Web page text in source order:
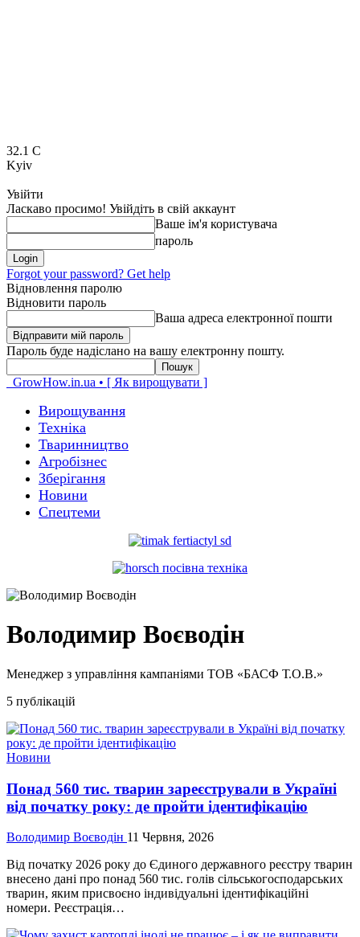
32.1 C
Kyiv
Увійти
Ласкаво просимо! Увійдіть в свій аккаунт
Ваше ім'я користувача
пароль
Forgot your password? Get help
Відновлення паролю
Відновити пароль
Ваша адреса електронної пошти
Пароль буде надіслано на вашу електронну пошту.
GrowHow.in.ua • [ Як вирощувати ]
Вирощування
Техніка
Тваринництво
Агробізнес
Зберігання
Новини
Спецтеми
Володимир Воєводін
Менеджер з управління кампаніями ТОВ «БАСФ Т.О.В.»
5 публікацій
Новини
Понад 560 тис. тварин зареєстрували в Україні
від початку року: де пройти ідентифікацію
Володимир Воєводін 11 Червня, 2026
Від початку 2026 року до Єдиного державного реєстру тварин
внесено дані про понад 560 тис. голів сільськогосподарських
тварин, яким присвоєно індивідуальні ідентифікаційні
номери. Реєстрація…